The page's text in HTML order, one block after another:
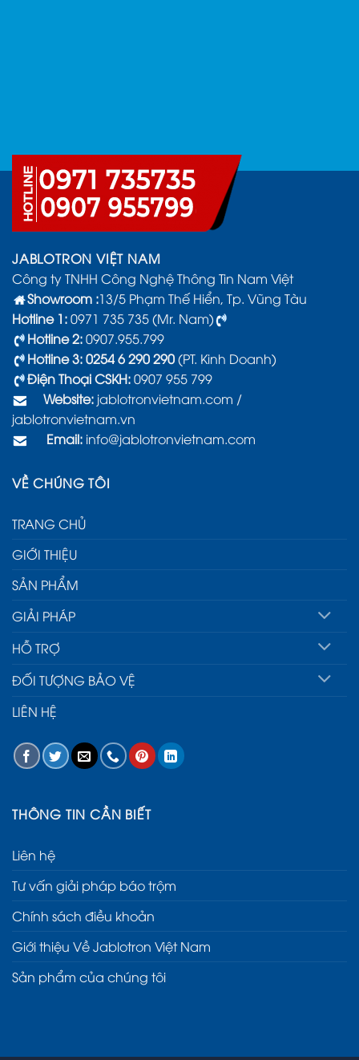
JABLOTRON VIỆT NAM
Công ty TNHH Công Nghệ Thông Tin Nam Việt
Showroom :13/5 Phạm Thế Hiển, Tp. Vũng Tàu
Hotline 1:0971 735 735 (Mr. Nam)
Hotline 2:0907.955.799
Hotline 3: 0254 6 290 290(PT. Kinh Doanh)
Điện Thoại CSKH:0907 955 799
Website: jablotronvietnam.com /
jablotronvietnam.vn
Email: info@jablotronvietnam.com
VỀ CHÚNG TÔI
TRANG CHỦ
GIỚI THIỆU
SẢN PHẨM
GIẢI PHÁP
HỖ TRỢ
ĐỐI TƯỢNG BẢO VỆ
LIÊN HỆ
THÔNG TIN CẦN BIẾT
Liên hệ
Tư vấn giải pháp báo trộm
Chính sách điều khoản
Giới thiệu Về Jablotron Việt Nam
Sản phẩm của chúng tôi